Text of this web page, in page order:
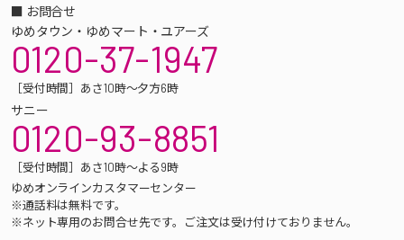
■ お問合せ
ゆめタウン・ゆめマート・ユアーズ
0120-37-1947
［受付時間］あさ10時～夕方6時
サニー
0120-93-8851
［受付時間］あさ10時～よる9時
ゆめオンラインカスタマーセンター
※通話料は無料です。
※ネット専用のお問合せ先です。ご注文は受け付けておりません。